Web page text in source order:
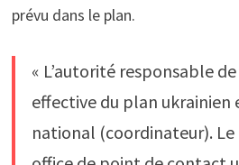
prévu dans le plan.
« L’autorité responsable
effective du plan
national (coordinateur).